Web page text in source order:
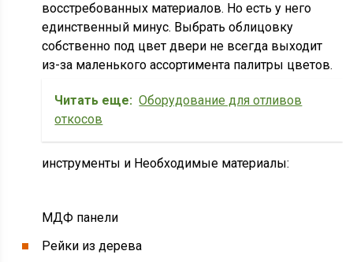
восстребованных материалов. Но есть у него
единственный минус. Выбрать облицовку
собственно под цвет двери не всегда выходит
из-за маленького ассортимента палитры цветов.
Читать еще: Оборудование для отливов
откосов
инструменты и Необходимые материалы:
МДФ панели
Рейки из дерева